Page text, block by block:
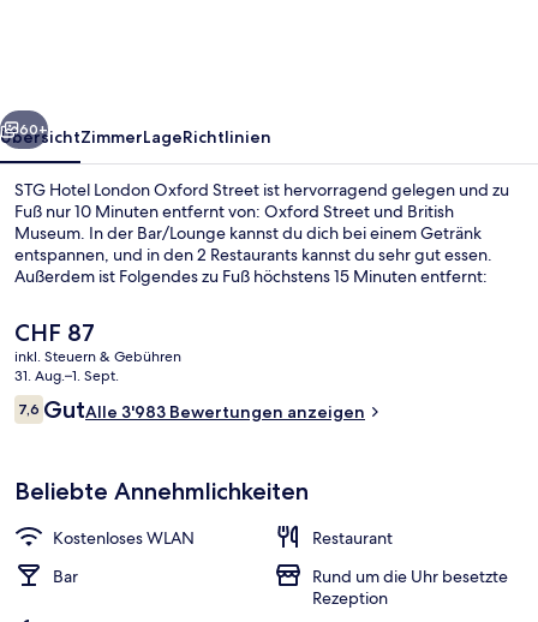
Weiter
60+
ÜbersichtZimmerLageRichtlinien
STG Hotel London Oxford Street ist hervorragend gelegen und zu
Fuß nur 10 Minuten entfernt von: Oxford Street und British
Museum. In der Bar/Lounge kannst du dich bei einem Getränk
entspannen, und in den 2 Restaurants kannst du sehr gut essen.
Außerdem ist Folgendes zu Fuß höchstens 15 Minuten entfernt:
die zentrale Lage für die Möglichkeiten zum Sightseeing und die
Nähe zu öffentlichen Verkehrsmitteln: Die U-Bahn-Station
Tottenham Court Road ist nur wenige Schritte und die U-Bahn-
Station Goodge Street ist 5 Gehminuten entfernt.
Der
aktuelle
Preis
beträgt
CHF 87.
CHF 87
inkl. Steuern & Gebühren
31. Aug.–1. Sept.
Bewertungen
7,67,6 von 10.
GutAlle 3'983 Bewertungen anzeigen
Beliebte Annehmlichkeiten
Kostenloses WLAN
Restaurant
Bar
Rund um die Uhr besetzte
Rezeption